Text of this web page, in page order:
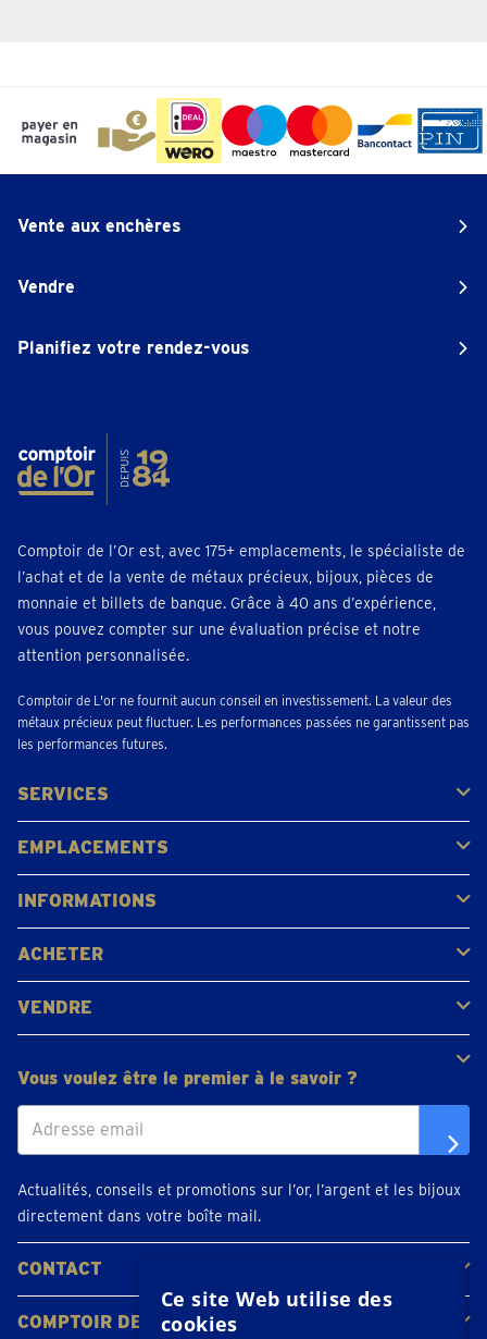
Vente aux enchères
Vendre
Planifiez votre rendez-vous
Comptoir de l’Or est, avec 175+ emplacements, le spécialiste de
l’achat et de la vente de métaux précieux, bijoux, pièces de
monnaie et billets de banque. Grâce à 40 ans d’expérience,
vous pouvez compter sur une évaluation précise et notre
attention personnalisée.
Comptoir de L'or ne fournit aucun conseil en investissement. La valeur des
métaux précieux peut fluctuer. Les performances passées ne garantissent pas
les performances futures.
SERVICES
Acheter
Vendre
Vente aux enchères
EMPLACEMENTS
Gerpinnes
Liège
Namur
Waterloo
Woluwe-Saint-Lambert
Voir tous les emplacements
INFORMATIONS
FAQ
Avis clients
ACHETER
Acheter de l'or
Acheter des pièces
Acheter de l'argent
VENDRE
Bijoux en or
Pièces d'or
Lingots d'or
Vous voulez être le premier à le savoir ?
Actualités, conseils et promotions sur l’or, l’argent et les bijoux
directement dans votre boîte mail.
CONTACT
Contacter
Planifiez votre rendez-vous
Emplacements
COMPTOIR DE L'OR
Ce site Web utilise des
cookies